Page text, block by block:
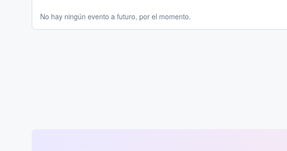
No hay ningún evento a futuro, por el momento.